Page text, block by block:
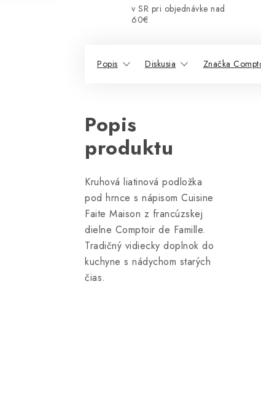
v SR pri objednávke nad
60€
Popis Diskusia Značka
Popis
produktu
Kruhová liatinová podložka
pod hrnce s nápisom Cuisine
Faite Maison z francúzskej
dielne Comptoir de Famille.
Tradičný vidiecky doplnok do
kuchyne s nádychom starých
čias.